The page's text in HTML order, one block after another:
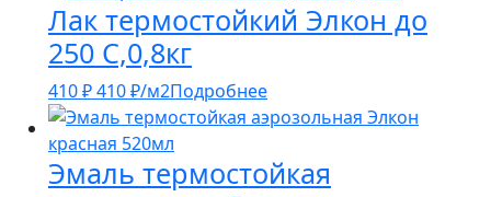
Лак термостойкий Элкон до
250 С,0,8кг
410₽410₽/м2Подробнее
Эмаль термостойкая